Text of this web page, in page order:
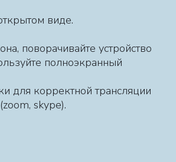
виде.
поворачивайте устройство
полноэкранный
для корректной трансляции
skype).